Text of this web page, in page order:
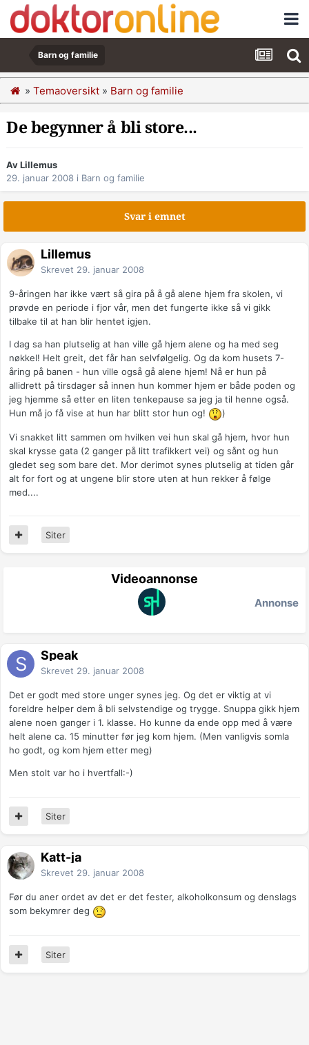
Barn og familie
» Temaoversikt » Barn og familie
De begynner å bli store...
Av Lillemus
29. januar 2008 i Barn og familie
Svar i emnet
Lillemus
Skrevet 29. januar 2008
9-åringen har ikke vært så gira på å gå alene hjem fra skolen, vi
prøvde en periode i fjor vår, men det fungerte ikke så vi gikk
tilbake til at han blir hentet igjen.
I dag sa han plutselig at han ville gå hjem alene og ha med seg
nøkkel! Helt greit, det får han selvfølgelig. Og da kom husets 7-
åring på banen - hun ville også gå alene hjem! Nå er hun på
allidrett på tirsdager så innen hun kommer hjem er både poden og
jeg hjemme så etter en liten tenkepause sa jeg ja til henne også.
Hun må jo få vise at hun har blitt stor hun og!
)
Vi snakket litt sammen om hvilken vei hun skal gå hjem, hvor hun
skal krysse gata (2 ganger på litt trafikkert vei) og sånt og hun
gledet seg som bare det. Mor derimot synes plutselig at tiden går
alt for fort og at ungene blir store uten at hun rekker å følge
med....
Siter
Videoannonse
Annonse
Speak
Skrevet 29. januar 2008
Det er godt med store unger synes jeg. Og det er viktig at vi
foreldre helper dem å bli selvstendige og trygge. Snuppa gikk hjem
alene noen ganger i 1. klasse. Ho kunne da ende opp med å være
helt alene ca. 15 minutter før jeg kom hjem. (Men vanligvis somla
ho godt, og kom hjem etter meg)
Men stolt var ho i hvertfall:-)
Siter
Katt-ja
Skrevet 29. januar 2008
Før du aner ordet av det er det fester, alkoholkonsum og denslags
som bekymrer deg
Siter